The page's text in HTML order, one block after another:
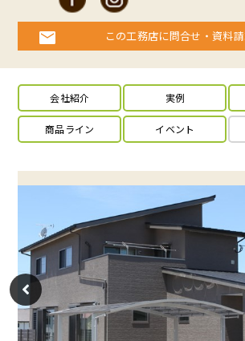
この工務店に問合せ・資料
会社紹介 実例
商品ライン イベント